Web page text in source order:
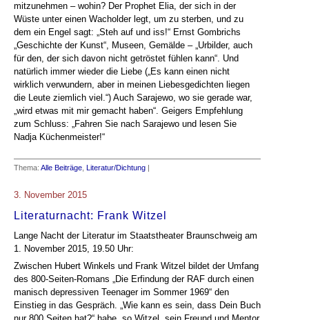
mitzunehmen – wohin? Der Prophet Elia, der sich in der
Wüste unter einen Wacholder legt, um zu sterben, und zu
dem ein Engel sagt: „Steh auf und iss!“ Ernst Gombrichs
„Geschichte der Kunst“, Museen, Gemälde – „Urbilder, auch
für den, der sich davon nicht getröstet fühlen kann“. Und
natürlich immer wieder die Liebe („Es kann einen nicht
wirklich verwundern, aber in meinen Liebesgedichten liegen
die Leute ziemlich viel.“) Auch Sarajewo, wo sie gerade war,
„wird etwas mit mir gemacht haben“. Geigers Empfehlung
zum Schluss: „Fahren Sie nach Sarajewo und lesen Sie
Nadja Küchenmeister!“
Thema: Alle Beiträge Literatur/Dichtung
3. November 2015
Literaturnacht: Frank Witzel
Lange Nacht der Literatur im Staatstheater Braunschweig am
1. November 2015, 19.50 Uhr:
Zwischen Hubert Winkels und Frank Witzel bildet der Umfang
des 800-Seiten-Romans „Die Erfindung der RAF durch einen
manisch depressiven Teenager im Sommer 1969“ den
Einstieg in das Gespräch. „Wie kann es sein, dass Dein Buch